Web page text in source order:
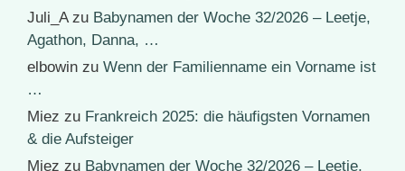
Juli_Azu Babynamen der Woche 32/2026 – Leetje,
Agathon, Danna, …
elbowin zu Wenn der Familienname ein Vorname ist
…
Miez zu Frankreich 2025: die häufigsten Vornamen
& die Aufsteiger
Miez zu Babynamen der Woche 32/2026 – Leetje,